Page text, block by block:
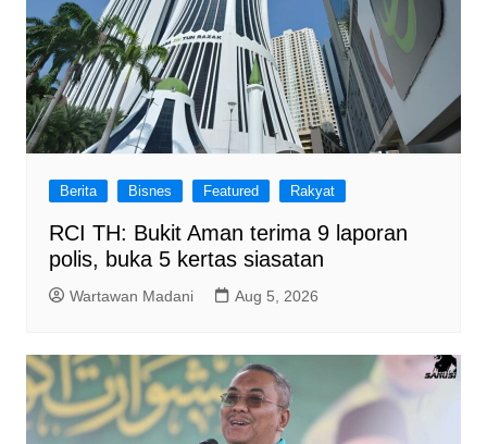
Berita Bisnes Featured Rakyat
RCI TH: Bukit Aman terima 9 laporan
polis, buka 5 kertas siasatan
Wartawan Madani Aug 5, 2026